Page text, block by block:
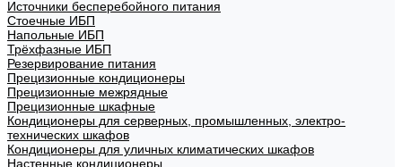
Источники бесперебойного питания
Стоечные ИБП
Напольные ИБП
Трёхфазные ИБП
Резервирование питания
Прецизионные кондиционеры
Прецизионные межрядные
Прецизионные шкафные
Кондиционеры для серверных, промышленных, электро-
технических шкафов
Кондиционеры для уличных климатических шкафов
Настенные кондиционеры